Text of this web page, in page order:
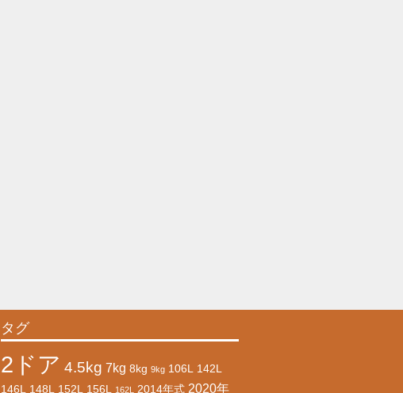
タグ
2ドア 4.5kg 7kg 8kg 9kg 106L
142L
146L
148L 152L 156L 162L 2014年式 2020年